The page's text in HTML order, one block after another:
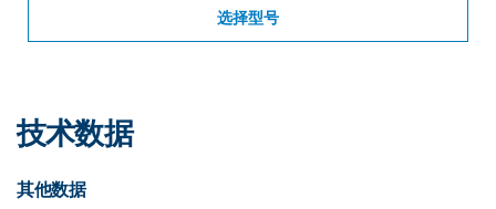
选择型号
技术数据
其他数据